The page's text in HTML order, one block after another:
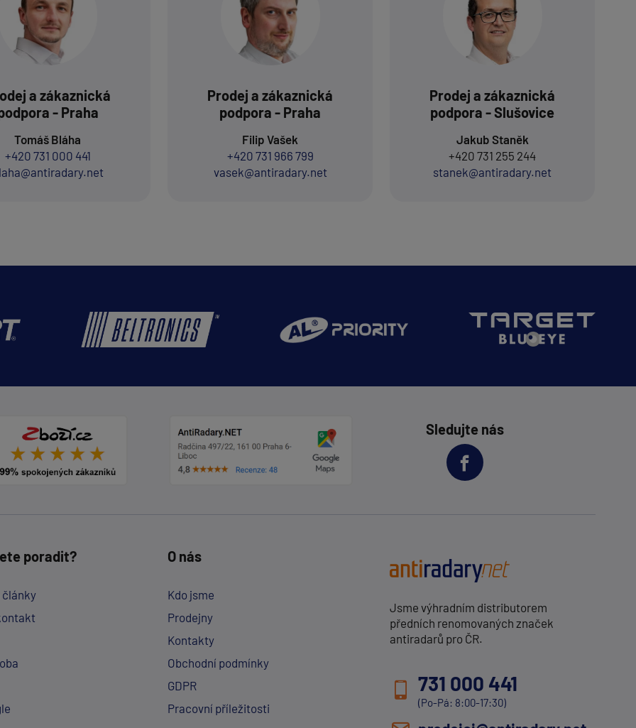
a zákaznická
- Praha
Tomáš Bláha
+420 731 000 441
Prodej a zákaznická
podpora - Praha
Filip Vašek
+420 731 966 799
vasek@antiradary.net
Prodej a zákaznická
podpora - Slušovice
Jakub Staněk
+420 731 255 244
stanek@antiradary.net
Sledujte nás
poradit?
články
O nás
Kdo jsme
Prodejny
Kontakty
Obchodní podmínky
GDPR
Pracovní příležitosti
Jsme výhradním distributorem
předních renomovaných značek
antiradarů pro ČR.
731 000 441
(Po-Pá: 8:00-17:30)